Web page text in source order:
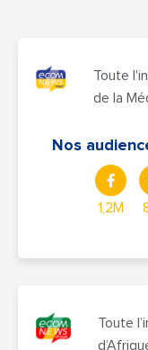
Toute
de la
Nos
1,2M
Toute